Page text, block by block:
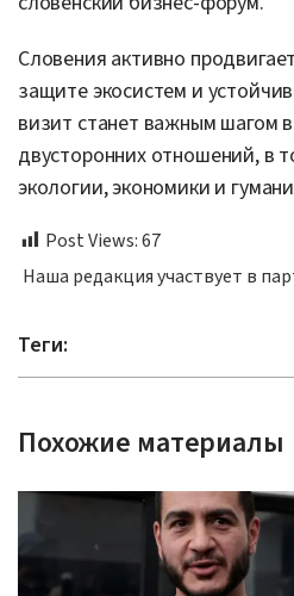
Словения активно
защите экосистем и
визит станет важным шагом
двусторонних отношений, в
экологии, экономики и
Post Views:67
Наша редакция участвует в
Теги:
Похожие материалы